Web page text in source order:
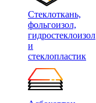
Стеклоткань,
фольгоизол,
гидростеклоизол
и
стеклопластик